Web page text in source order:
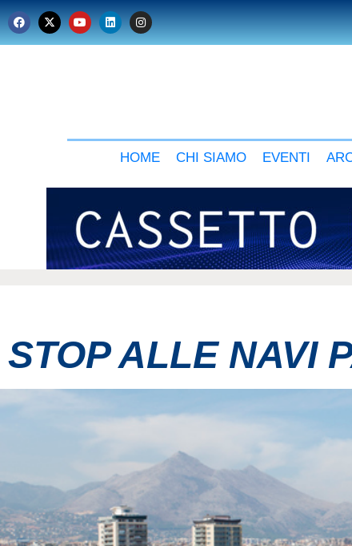
HOME CHI SIAMO EVENTI
STOP ALLE NAVI